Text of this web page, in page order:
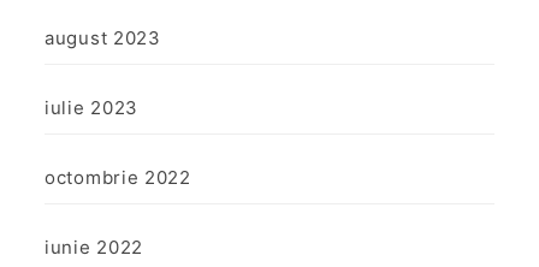
august 2023
iulie 2023
octombrie 2022
iunie 2022